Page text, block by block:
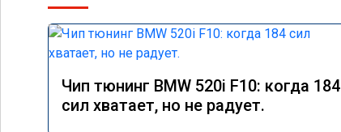
Чип тюнинг BMW 520i F10: когда 184
сил хватает, но не радует.